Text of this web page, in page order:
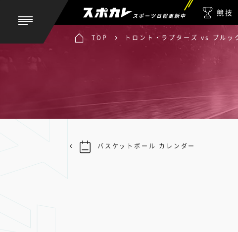
スポーツ日程更新中 競技
TOP トロント・ラプターズ vs ブルッ
バスケットボール カレンダー